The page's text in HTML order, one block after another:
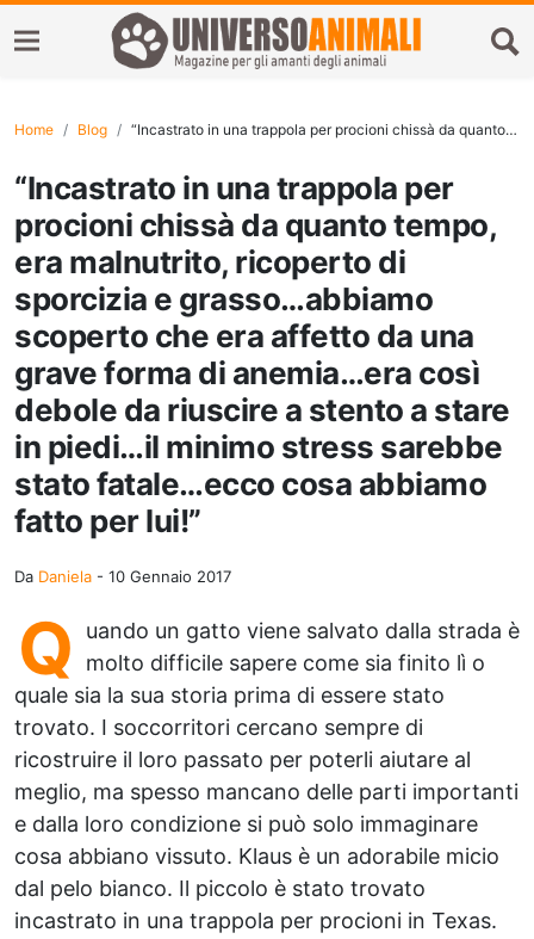
Home Blog “Incastrato in una trappola per procioni chissà da quanto tempo, era malnutrito, ricoperto di sporcizia e grasso…abbiamo scoperto che era affetto da una grave forma di anemia…era così debole da riuscire a stento a stare in piedi…il minimo stress sarebbe stato fatale…ecco cosa abbiamo fatto per lui!”
“Incastrato in una trappola per
procioni chissà da quanto tempo,
era malnutrito, ricoperto di
sporcizia e grasso…abbiamo
scoperto che era affetto da una
grave forma di anemia…era così
debole da riuscire a stento a stare
in piedi…il minimo stress sarebbe
stato fatale…ecco cosa abbiamo
fatto per lui!”
Da Daniela - 10 Gennaio 2017
Q
uando un gatto viene salvato dalla strada è
molto difficile sapere come sia finito lì o
quale sia la sua storia prima di essere stato
trovato. I soccorritori cercano sempre di
ricostruire il loro passato per poterli aiutare al
meglio, ma spesso mancano delle parti importanti
e dalla loro condizione si può solo immaginare
cosa abbiano vissuto. Klaus è un adorabile micio
dal pelo bianco. Il piccolo è stato trovato
incastrato in una trappola per procioni in Texas.